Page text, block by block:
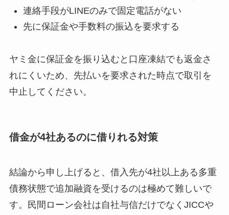
連絡手段がLINEのみで固定電話がない
先に保証金や手数料の振込を要求する
ヤミ金に保証金を振り込むと口座凍結でも返金さ
れにくいため、先払いを要求された時点で取引を
中止してください。
借金が4社あるのに借りれる対策
結論から申し上げると、借入先が4社以上ある多重
債務状態で追加融資を受けるのは極めて難しいで
す。民間ローン会社は自社与信だけでなくJICCや